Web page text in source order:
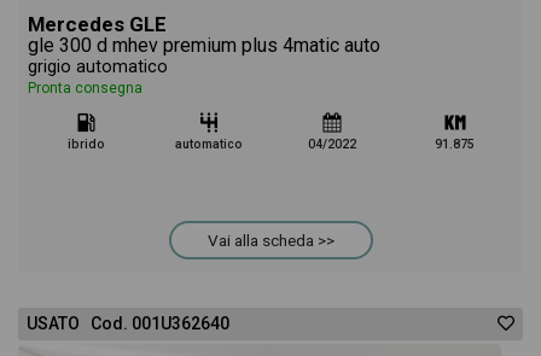
Mercedes GLE
gle 300 d mhev premium plus 4matic auto
grigio automatico
Pronta consegna
ibrido automatico 04/2022 91.875
Vai alla scheda >>
USATO Cod. 001U362640